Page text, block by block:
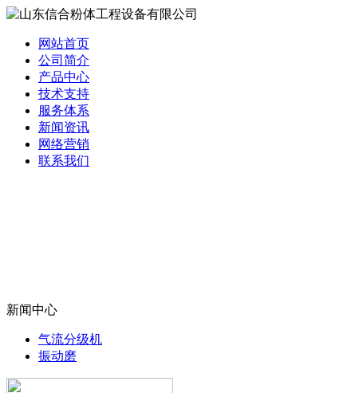
网站首页
公司简介
产品中心
技术支持
服务体系
新闻资讯
网络营销
联系我们
新闻中心
气流分级机
振动磨